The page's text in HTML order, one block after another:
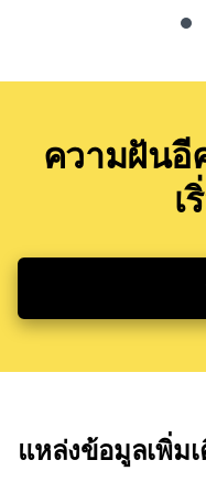
ความฝันอี
เ
แหล่งข้อมูลเพิ่ม